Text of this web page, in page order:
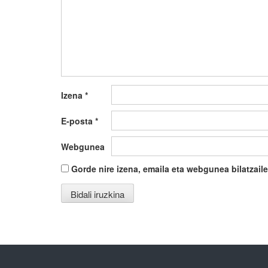
Izena *
E-posta *
Webgunea
Gorde nire izena, emaila eta webgunea